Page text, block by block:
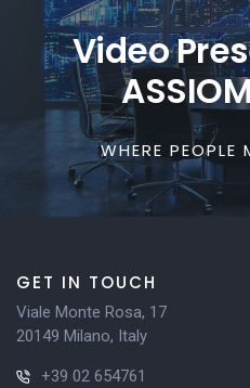
Video
WHERE PEOPLE
GET IN TOUCH
Viale Monte Rosa, 17
20149 Milano, Italy
+39 02 654761